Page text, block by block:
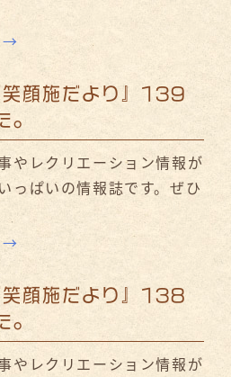
→
笑顔施だより』139
。
やレクリエーション情報が
っぱいの情報誌です。ぜひ
→
笑顔施だより』138
。
やレクリエーション情報が